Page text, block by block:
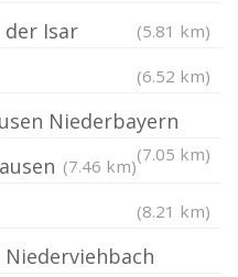
der Isar (5.81 km)
(6.52 km)
Niederbayern
(7.05 km)
(7.46 km)
(8.21 km)